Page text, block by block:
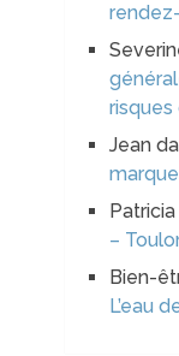
risques
Jean
–
Bien-
L’eau